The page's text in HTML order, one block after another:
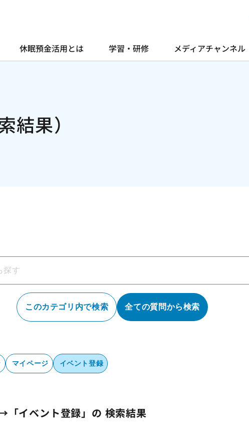
休眠預金活用とは 学習・研修 メディアチャンネル
結果）
このカテゴリ内で検索 全ての質問から検索
マイページ イベント登録
「イベント登録」の 検索結果